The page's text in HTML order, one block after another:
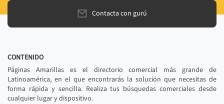
Contacta con gurú
CONTENIDO
Páginas Amarillas es el directorio comercial más grande de
Latinoamérica, en el que encontrarás la solución que necesitas de
forma rápida y sencilla. Realiza tus búsquedas comerciales desde
cualquier lugar y dispositivo.